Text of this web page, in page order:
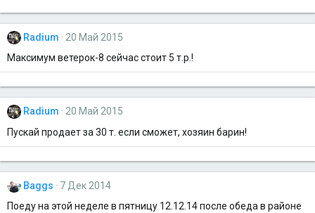
Radium
20 Май 2015
Максимум ветерок-8 сейчас стоит 5 т.р.!
Radium
20 Май 2015
Пускай продает за 30 т. если сможет, хозяин барин!
Baggs
7 Дек 2014
Поеду на этой неделе в пятницу 12.12.14 после обеда в районе